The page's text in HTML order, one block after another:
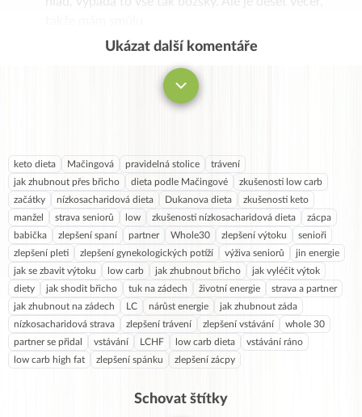
Ukázat další komentáře
keto dieta Mačingová pravidelná stolice
trávení
jak zhubnout přes břicho
dieta podle Mačingové
zkušenosti low carb
začátky
nízkosacharidová dieta Dukanova dieta
zkušenosti keto
manžel
strava seniorů low zkušenosti nízkosacharidová dieta
zácpa
babička
zlepšení spaní partner Whole30 zlepšení výtoku
senioři
zlepšení pleti
zlepšení gynekologických potíží výživa seniorů
jin energie
jak se zbavit výtoku
low carb jak zhubnout břicho
jak vyléčit výtok
diety
jak shodit břicho tuk na zádech životní energie
strava a partner
jak zhubnout na zádech
LC nárůst energie
jak zhubnout záda
nízkosacharidová strava
zlepšení trávení zlepšení vstávání
whole 30
partner se přidal
vstávání LCHF low carb dieta
vstávání ráno
low carb high fat
zlepšení spánku zlepšení zácpy
Schovat štítky